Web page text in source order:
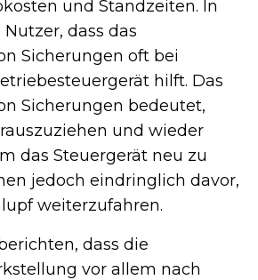
und Standzeiten. In
dass das
Sicherungen oft bei
hilft. Das
Sicherungen bedeutet,
und wieder
das Steuergerät neu zu
jedoch eindringlich davor,
weiterzufahren.
dass die
vor allem nach